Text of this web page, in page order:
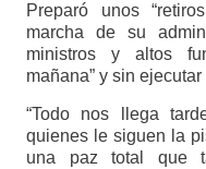
Preparó unos
marcha de su
ministros y altos
mañana” y sin
“Todo nos llega
quienes le siguen la
una paz total que